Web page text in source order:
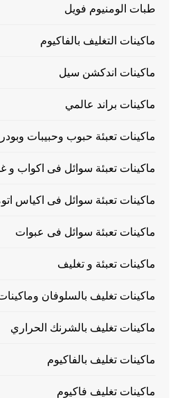
طبات الومنيوم فويل
ماكينات التغليف بالفاكيوم
ماكينات اندكشن سيل
ماكينات براند عالمي
ماكينات تعبئة حبوب وحبيبات وبودر
ماكينات تعبئة سوائل فى اكواب و
ماكينات تعبئة سوائل فى اكياس
ماكينات تعبئة سوائل فى عبوات
ماكينات تعبئة و تغليف
ماكينات تغليف بالسلوفان
ماكينات تغليف بالشرنك الحراري
ماكينات تغليف بالفاكيوم
ماكينات تغليف فاكيوم